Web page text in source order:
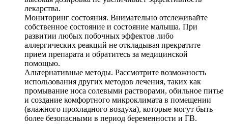
лекарства.
Мониторинг состояния. Внимательно отслеживайте
собственное состояние и состояние малыша. При
развитии любых побочных эффектов либо
аллергических реакций не откладывая прекратите
прием препарата и обратитесь за медицинской
помощью.
Альтернативные методы. Рассмотрите возможность
использования других методов лечения, таких как
промывание носа солевыми растворами, обильное питье
и создание комфортного микроклимата в помещении
(влажного прохладного воздуха), которые могут быть
более безопасными в период беременности и ГВ.